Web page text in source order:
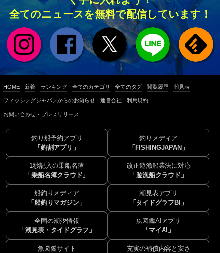
全てのニュースを無料で配信しています！
HOME 新着 ランキング 全てのカテゴリ 全てのタグ 閲覧履歴 潮見表
フィッシングジャパンからのお知らせ 運営会社 利用規約
お問い合わせ・プレスリリース
釣り船予約アプリ
「釣割アプリ」
釣りメディア
「FISHINGJAPAN」
1秒記入の乗船名簿
「乗船名簿クラウド」
改正遊漁船業法に対応
「遊漁船クラウド」
船釣りメディア
「船釣りマガジン」
潮見表アプリ
「タイドグラフBI」
全国の潮汐情報
「潮見表・タイドグラフ」
魚図鑑AIアプリ
「マイAI」
魚図鑑サイト
充実の補償内容と安さ